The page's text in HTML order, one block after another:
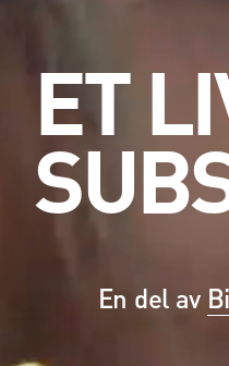
ET
En del av